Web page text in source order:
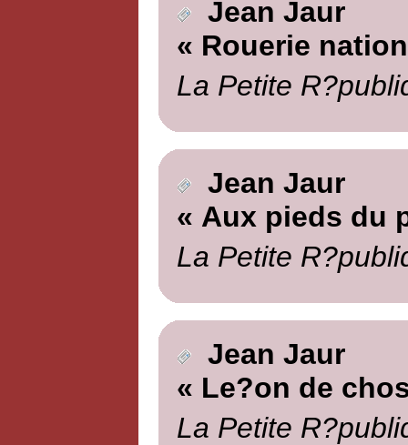
Jean Jaur
« Rouerie
La Petite
Jean Jaur
« Aux pieds du
La Petite
Jean Jaur
« Le?on de
La Petite